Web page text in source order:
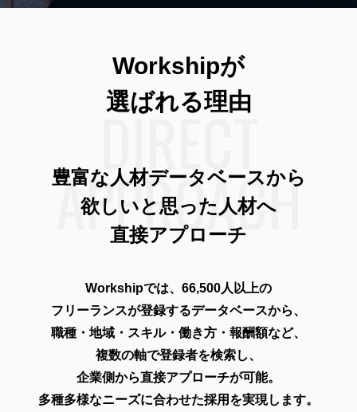
DIRECT
APPROACH
Workshipが
選ばれる理由
豊富な人材データベースから
欲しいと思った人材へ
直接アプローチ
Workshipでは、66,500人以上の
フリーランスが登録するデータベースから、
職種・地域・スキル・働き方・報酬額など、
複数の軸で登録者を検索し、
企業側から直接アプローチが可能。
多種多様なニーズに合わせた採用を実現します。